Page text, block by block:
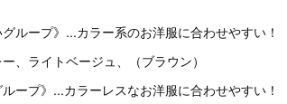
グループ》...カラー系のお洋服に合わせやすい！
、ライトベージュ、（ブラウン）
ループ》...カラーレスなお洋服に合わせやすい！